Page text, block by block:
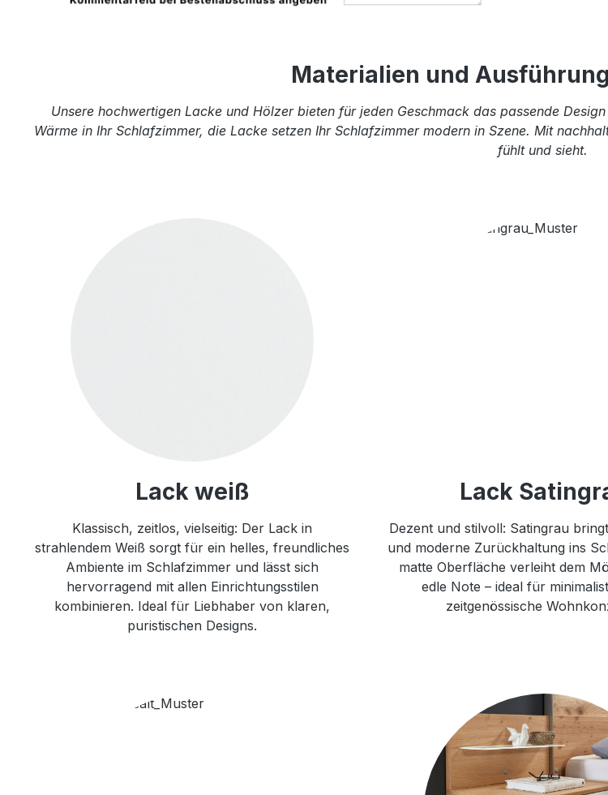
Materialien und
Unsere hochwertigen Lacke und Hölzer bieten für jeden Geschmack das passende
Wärme in Ihr Schlafzimmer, die Lacke setzen Ihr Schlafzimmer modern in Szene. Mit
fühlt und sieht.
Lack weiß
Klassisch, zeitlos, vielseitig: Der Lack in
strahlendem Weiß sorgt für ein helles, freundliches
Ambiente im Schlafzimmer und lässt sich
hervorragend mit allen Einrichtungsstilen
kombinieren. Ideal für Liebhaber von klaren,
puristischen Designs.
Lack
Dezent und stilvoll: Satingrau
und moderne Zurückhaltung ins
matte Oberfläche verleiht dem
edle Note – ideal für
zeitgenössische